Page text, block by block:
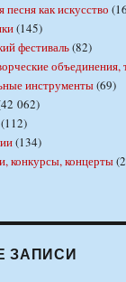
песня как искусство
(145)
фестиваль(82)
объединения,
инструменты(69)
062)
(112)
(134)
конкурсы, концерты
ЗАПИСИ